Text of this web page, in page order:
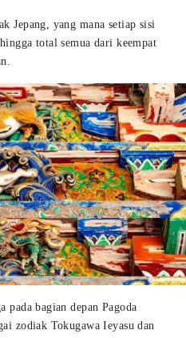
Jepang, yang mana setiap sisi
total semua dari keempat
pada bagian depan Pagoda
zodiak Tokugawa Ieyasu dan